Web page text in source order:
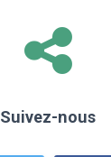
Suivez-nous